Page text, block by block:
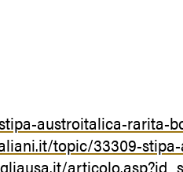
austroitalica-rarita-
topic/33309-